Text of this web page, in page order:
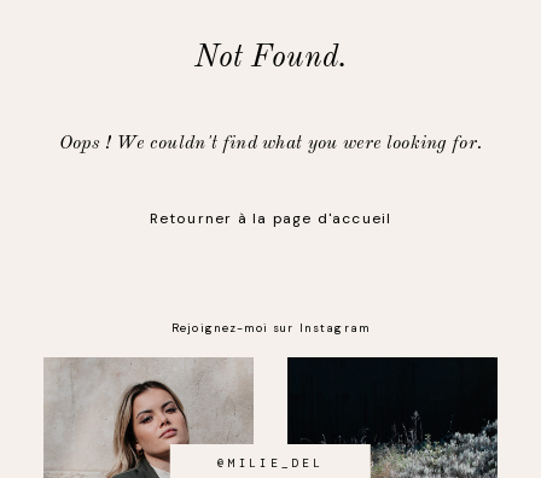
Not Found.
Oops ! We couldn't find what you were looking for.
Retourner à la page d'accueil
Rejoignez-moi sur Instagram
@MILIE_DEL